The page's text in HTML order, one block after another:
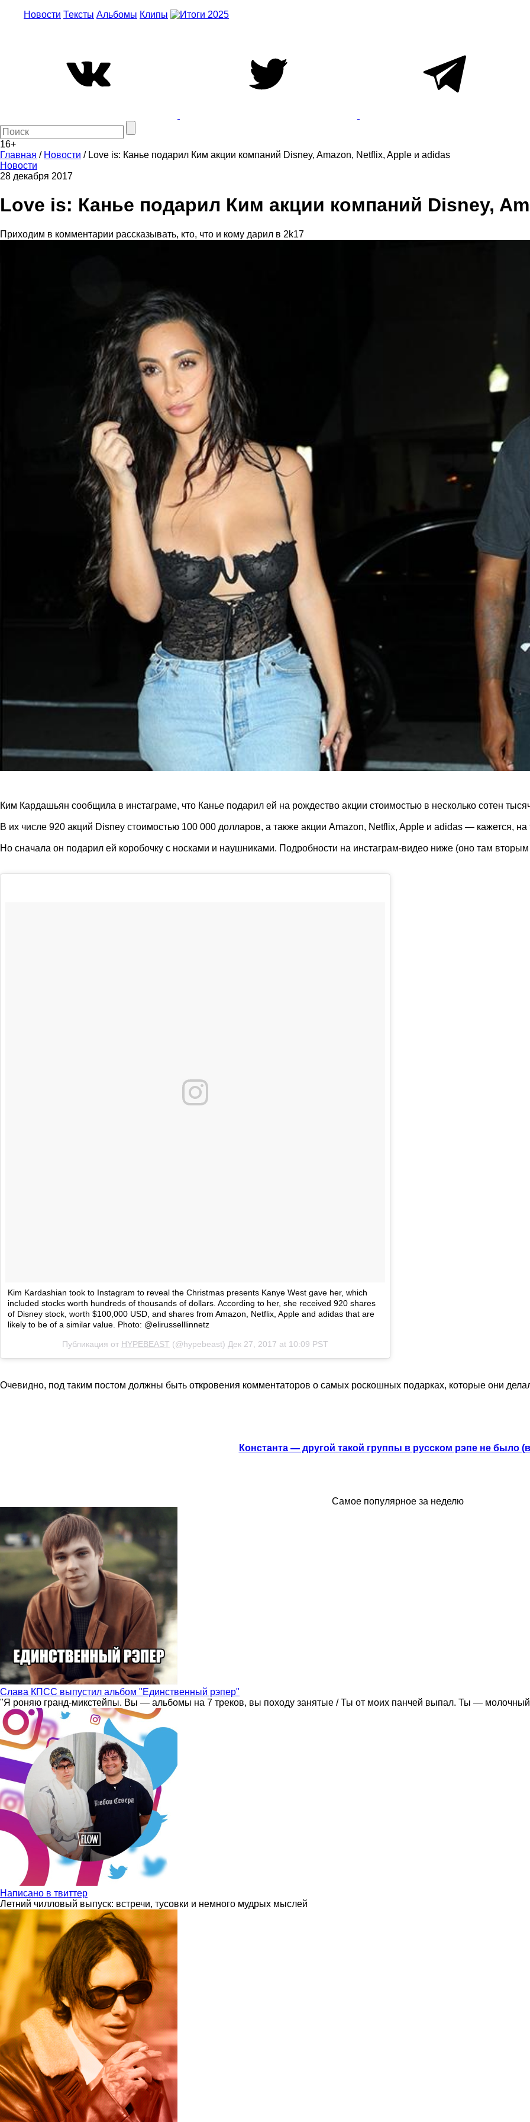
Новости Тексты Альбомы Клипы
16+
Главная / Новости / Love is: Канье подарил Ким акции компаний Disney, Amazon, Netflix, Apple и adidas
Новости
28 декабря 2017
Love is: Канье подарил Ким акции компаний Disney,
Приходим в комментарии рассказывать, кто, что и кому дарил в 2k17
Ким Кардашьян сообщила в инстаграме, что Канье подарил ей на рождество акции стоимостью в несколько сотен
В их числе 920 акций Disney стоимостью 100 000 долларов, а также акции Amazon, Netflix, Apple и adidas — кажется,
Но сначала он подарил ей коробочку с носками и наушниками. Подробности на инстаграм-видео ниже (оно там
Kim Kardashian took to Instagram to reveal the Christmas presents Kanye West gave her, which
included stocks worth hundreds of thousands of dollars. According to her, she received 920 shares
of Disney stock, worth $100,000 USD, and shares from Amazon, Netflix, Apple and adidas that are
likely to be of a similar value. Photo: @elirusselllinnetz
Публикация от HYPEBEAST (@hypebeast) Дек 27, 2017 at 10:09 PST
Очевидно, под таким постом должны быть откровения комментаторов о самых роскошных подарках, которые они
Константа — другой такой группы в русском рэпе не было
Самое популярное за неделю
Слава КПСС выпустил альбом "Единственный рэпер"
"Я роняю гранд-микстейпы. Вы — альбомы на 7 треков, вы походу занятые / Ты от моих панчей выпал. Ты —
Написано в твиттер
Летний чилловый выпуск: встречи, тусовки и немного мудрых мыслей